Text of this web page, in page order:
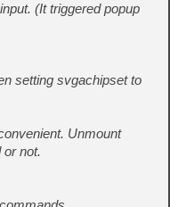
(It triggered popup
setting svgachipset to
Unmount
not.